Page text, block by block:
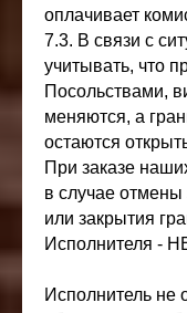
оплачивает
7.3. В связи с
учитывать, что
Посольствами,
меняются, а
остаются
При заказе
в случае отмены
или закрытия
Исполнителя -
Исполнитель не